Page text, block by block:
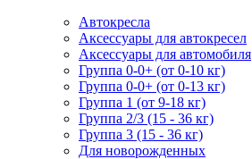
Автокресла
Аксессуары для автокресел
Аксессуары для автомобиля
Группа 0-0+ (от 0-10 кг)
Группа 0-0+ (от 0-13 кг)
Группа 1 (от 9-18 кг)
Группа 2/3 (15 - 36 кг)
Группа 3 (15 - 36 кг)
Для новорожденных